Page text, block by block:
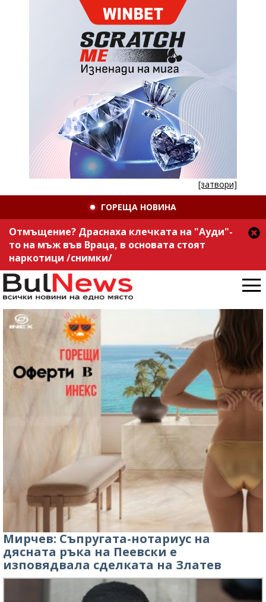
[затвори]
ГОРЕЩА НОВИНА
Отмъщение? Драснаха клечката на "Ауди"-
то на мъж във Враца, в основата стоят
наркотици /снимки/
Мирчев: Съпругата-нотариус на
дясната ръка на Пеевски е
изповядвала сделката на Златев